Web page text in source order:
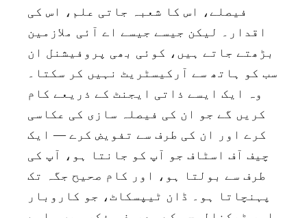
فیصلے، اس کا شعبہ جاتی علم، اس کی
اقدار۔ لیکن جیسے جیسے اے آئی ملازمین
بڑھتے جاتے ہیں، کوئی بھی پروفیشنل ان
سب کو ہاتھ سے آرکیسٹریٹ نہیں کر سکتا۔
وہ ایک ایسے ذاتی ایجنٹ کے ذریعے کام
کریں گے جو ان کی فیصلہ سازی کی عکاسی
کرے اور ان کی طرف سے تفویض کرے — ایک
چیف آف اسٹاف جو آپ کو جانتا ہو، آپ کی
طرف سے بولتا ہو، اور کام صحیح جگہ تک
پہنچاتا ہو۔ ڈان ٹیپسکاٹ، جو کاروبار